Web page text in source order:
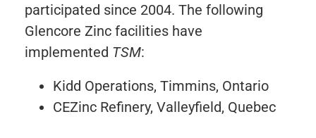
participated since 2004. The following
Glencore Zinc facilities have
implemented TSM:
Kidd Operations, Timmins, Ontario
CEZinc Refinery, Valleyfield, Quebec